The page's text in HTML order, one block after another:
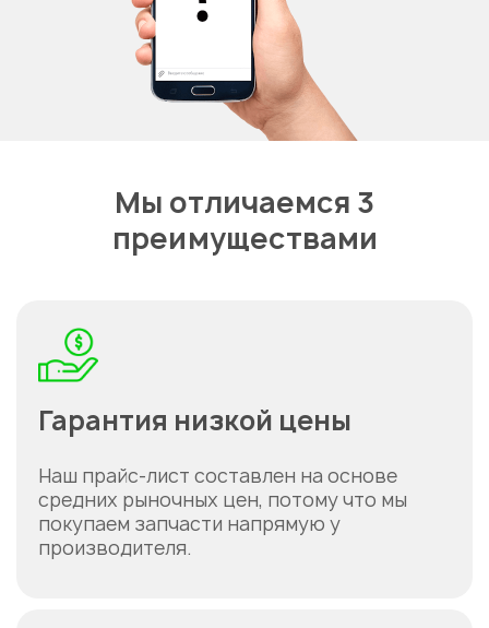
Мы отличаемся 3
преимуществами
Гарантия низкой цены
Наш прайс-лист составлен на основе
средних рыночных цен, потому что мы
покупаем запчасти напрямую у
производителя.